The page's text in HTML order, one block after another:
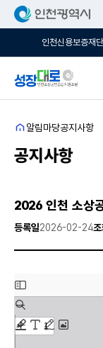
인천신용보증재단
홈
알림마당공지사항
공지사항
2026 인천 소상
등록일2026-02-24